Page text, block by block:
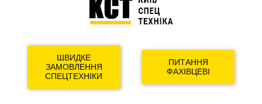
ШВИДКЕ
ЗАМОВЛЕННЯ
СПЕЦТЕХНІКИ
ПИТАННЯ
ФАХІВЦЕВІ